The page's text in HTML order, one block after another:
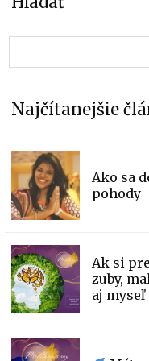
Najčítanejšie
Ako sa
pohody
Ak si
zuby,
aj myseľ